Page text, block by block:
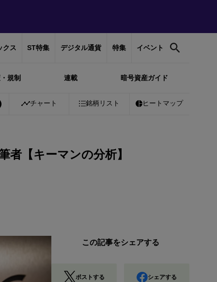
クス ST特集 デジタル通貨 特集 イベント
規制 連載 暗号資産ガイド
Bitcoin ￥10,257,421+0.92% Ethereum ￥302,539
チャート 銘柄リスト ヒートマップ
【キーマンの分析】
この記事をシェアする
ポストする シェアする